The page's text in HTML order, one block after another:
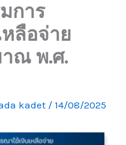
การ
ลือจ่าย
าณ พ.ศ.
kadet / 14/08/2025